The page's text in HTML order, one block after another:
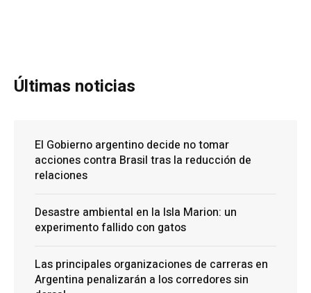
Últimas noticias
El Gobierno argentino decide no tomar
acciones contra Brasil tras la reducción de
relaciones
Desastre ambiental en la Isla Marion: un
experimento fallido con gatos
Las principales organizaciones de carreras en
Argentina penalizarán a los corredores sin